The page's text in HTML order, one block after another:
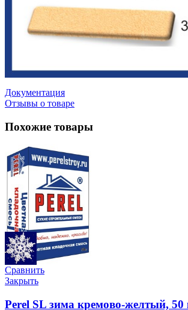
Документация
Отзывы о товаре
Похожие товары
Сравнить
Закрыть
Perel SL зима кремово-желтый,